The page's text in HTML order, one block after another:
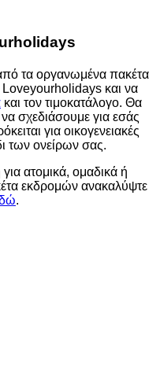
τα οργανωμένα πακέτα
και να
και τον τιμοκατάλογο. Θα
σχεδιάσουμε για εσάς
για οικογενειακές
των ονείρων σας.
ατομικά, ομαδικά ή
εκδρομών ανακαλύψτε
.